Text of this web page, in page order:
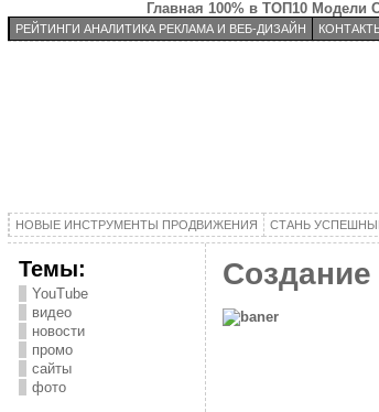
Главная 100% в ТОП10 Модели
РЕЙТИНГИ АНАЛИТИКА РЕКЛАМА И ВЕБ-ДИЗАЙН
НОВЫЕ ИНСТРУМЕНТЫ ПРОДВИЖЕНИЯ СТАНЬ
Темы:
YouTube
видео
новости
промо
сайты
фото
Создание